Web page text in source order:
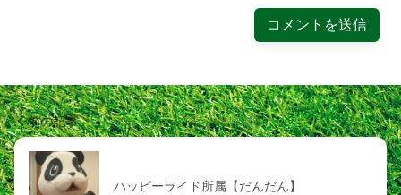
前の記事
ハッピーライド所属【だんだん】